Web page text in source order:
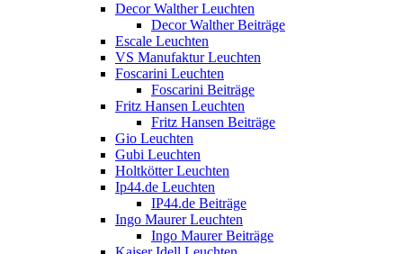
Decor Walther Leuchten
Decor Walther Beiträge
Escale Leuchten
VS Manufaktur Leuchten
Foscarini Leuchten
Foscarini Beiträge
Fritz Hansen Leuchten
Fritz Hansen Beiträge
Gio Leuchten
Gubi Leuchten
Holtkötter Leuchten
Ip44.de Leuchten
IP44.de Beiträge
Ingo Maurer Leuchten
Ingo Maurer Beiträge